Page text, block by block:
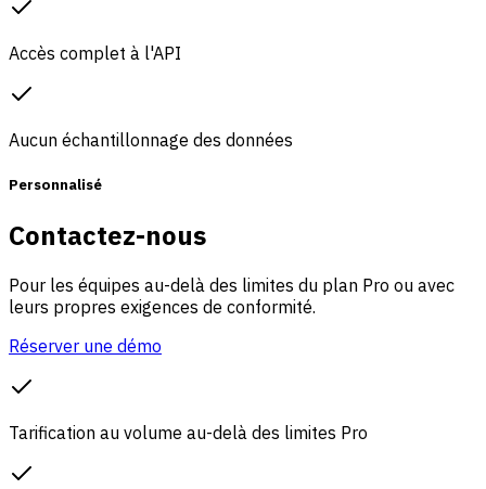
Accès complet à l'API
Aucun échantillonnage des données
Personnalisé
Contactez-nous
Pour les équipes au-delà des limites du plan Pro ou avec
leurs propres exigences de conformité.
Réserver une démo
Tarification au volume au-delà des limites Pro